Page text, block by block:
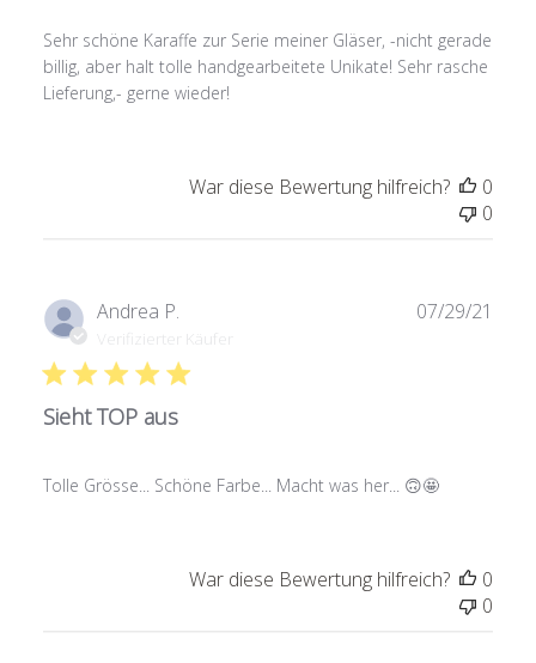
Sehr schöne Karaffe zur Serie meiner Gläser, -nicht gerade
billig, aber halt tolle handgearbeitete Unikate! Sehr rasche
Lieferung,- gerne wieder!
War diese Bewertung hilfreich?
0
0
Andrea P.
Verifizierter Käufer
Sieht TOP aus
Tolle Grösse... Schöne Farbe... Macht was her... 🙃🤩
07/29/21
War diese Bewertung hilfreich?
0
0